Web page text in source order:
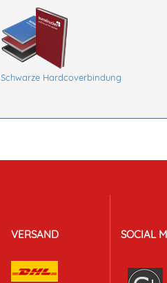
Schwarze Hardcoverbindung
VERSAND SOCIAL